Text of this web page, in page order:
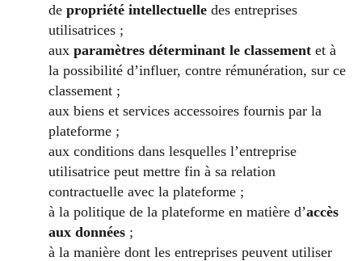
de propriété intellectuelle des entreprises
utilisatrices ;
aux paramètres déterminant le classement et à
la possibilité d’influer, contre rémunération, sur ce
classement ;
aux biens et services accessoires fournis par la
plateforme ;
aux conditions dans lesquelles l’entreprise
utilisatrice peut mettre fin à sa relation
contractuelle avec la plateforme ;
à la politique de la plateforme en matière d’accès
aux données ;
à la manière dont les entreprises peuvent utiliser